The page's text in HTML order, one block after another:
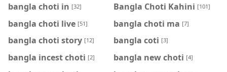
bangla choti in [32] Bangla Choti Kahini [101]
bangla choti live [51] bangla choti ma [7]
bangla choti story [12] bangla coti [3]
bangla incest choti [2] bangla new choti [4]